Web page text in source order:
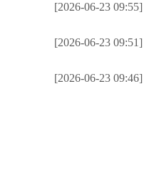
[2026-06-23 09:55]
[2026-06-23 09:51]
[2026-06-23 09:46]